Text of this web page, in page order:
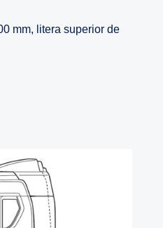
mm, litera superior de